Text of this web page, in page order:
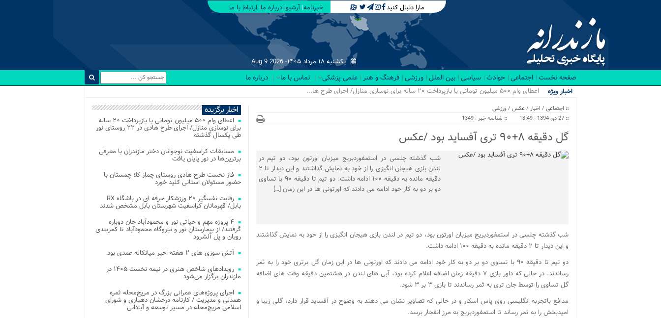
مارا دنبال کنید خبرنامه آرشیو درباره ما ارتباط با ما
یکشنبه ۱۸ مرداد ۱۴۰۵- Aug 9 2026
صفحه نخست اجتماعی حوادث سیاسی بین الملل ورزشی فرهنگ و هنر علمی پزشکی تماس با ما درباره ما
اخبار ویژه اعطای وام ۵۰۰ میلیون تومانی با بازپرداخت ۲۰ ساله برای نوسازی منازل/ اجرای طرح ها...
اجتماعی / اخبار / عکس /ورزشی
27 دی 1394 - 13:49
شناسه خبر : 1349
گل دقیقه ۸+۹۰ تری آفساید بود /عکس
شب گذشته چلسی در استمفوردبریج میزبان اورتون بود، دو تیم در
لندن بازی هیجان انگیزی را از خود به نمایش گذاشتند و این دیدار تا ۲
دقیقه مانده به دقیقه ۱۰۰ ادامه داشت. دو تیم تا دقیقه ۹۰ با تساوی
دو بر دو به کار خود ادامه می دادند که اورتونی ها در این زمان […]
شب گذشته چلسی در استمفوردبریج میزبان اورتون بود، دو تیم در لندن بازی هیجان انگیزی را از خود به نمایش گذاشتند
و این دیدار تا ۲ دقیقه مانده به دقیقه ۱۰۰ ادامه داشت.
دو تیم تا دقیقه ۹۰ با تساوی دو بر دو به کار خود ادامه می دادند که اورتونی ها در این زمان گل برتری خود را به ثمر
رساندند. در حالی که داور بازی ۷ دقیقه زمان اضافه اعلام کرده بود، آبی های لندن در هشتمین دقیقه وقت های اضافه
گل تساوی را توسط جان تری به ثمر رساندند تا بازی ۳ بر ۳ شود.
مدافع باتجربه انگلیسی روی پاس اسکار و در حالی که تصاویر نشان می دهند به وضوح در آفساید قرار دارد، گلی زیبا و
امیدبخش را به ثمر رساند تا استمفوردبریج به مرز انفجار برسد.
اخبار برگزیده
اعطای وام ۵۰۰ میلیون تومانی با بازپرداخت ۲۰ ساله
برای نوسازی منازل/ اجرای طرح هادی در ۲۲ روستای نور
طی یکسال گذشته
مسابقات کراسفیت نوجوانان دختر مازندران با معرفی
برترین‌ها در نور پایان یافت
فاز نخست طرح هادی روستای چماز کلا چمستان با
حضور مسئولان استانی کلید خورد
رقابت نفسگیر ۲۰ ورزشکار حرفه ای در باشگاه RX
بابل/ قهرمانان کراسفیت شهرستان بابل مشخص شدند
۴ پروژه مهم و حیاتی نور و محمودآباد جان دوباره
گرفتند/ از بیمارستان نور و نیروگاه محمودآباد تا کمربندی
رویان و پل آلشرود
آتش‌ سوزی‌ های ۲ هفته اخیر میانکاله عمدی بود
رویدادهای شاخص هنری در نیمه نخست ۱۴۰۵ در
مازندران برگزار می‌شود
اجرای پروژه‌های عمرانی بزرگ در مریج‌محله ثمره
همدلی و مدیریت / کارنامه درخشان دهیاری و شورای
اسلامی مریج‌محله در مسیر توسعه و آبادانی